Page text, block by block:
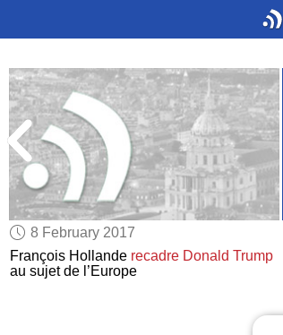
8 February 2017
François Hollande recadre Donald Trump
au sujet de l’Europe